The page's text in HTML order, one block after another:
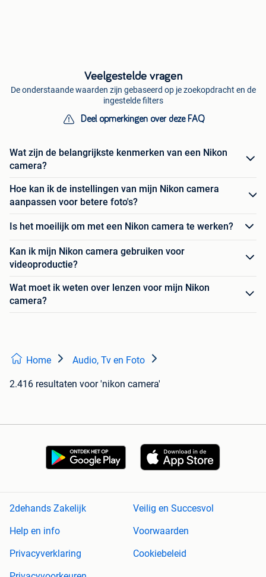
Veelgestelde vragen
De onderstaande waarden zijn gebaseerd op je zoekopdracht en de
ingestelde filters
Deel opmerkingen over deze FAQ
Wat zijn de belangrijkste kenmerken van een Nikon
camera?
Hoe kan ik de instellingen van mijn Nikon camera
aanpassen voor betere foto's?
Is het moeilijk om met een Nikon camera te werken?
Kan ik mijn Nikon camera gebruiken voor
videoproductie?
Wat moet ik weten over lenzen voor mijn Nikon
camera?
Home Audio, Tv en Foto
2.416 resultaten voor 'nikon camera'
2dehands Zakelijk
Veilig en Succesvol
Help en info
Voorwaarden
Privacyverklaring
Cookiebeleid